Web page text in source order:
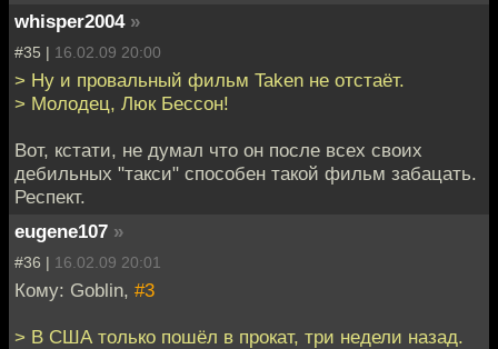
whisper2004 »
#35 | 16.02.09 20:00
> Ну и провальный фильм Taken не отстаёт.
> Молодец, Люк Бессон!
Вот, кстати, не думал что он после всех своих
дебильных "такси" способен такой фильм забацать.
Респект.
eugene107 »
#36 | 16.02.09 20:01
Кому: Goblin, #3
> В США только пошёл в прокат, три недели назад.